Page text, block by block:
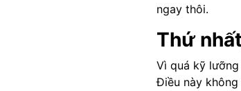
ngay thôi.
Thứ
Vì quá kỹ
Điều này